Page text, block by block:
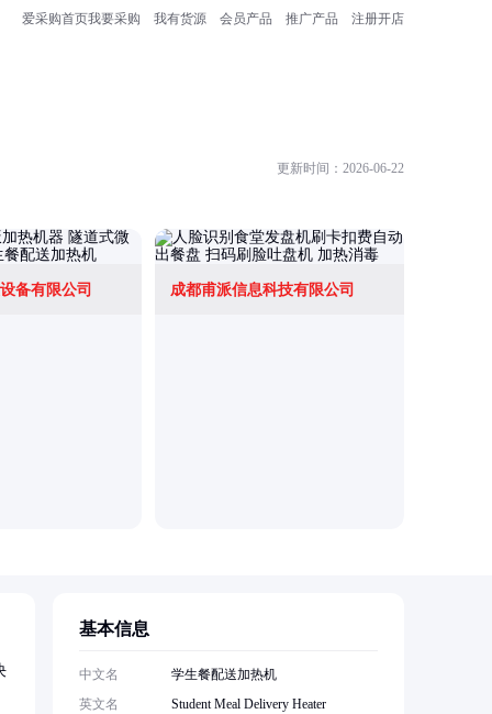
爱采购首页我要采购 我有货源 会员产品 推广产品 注册开店
更新时间：2026-06-22
备有限公司 成都甫派信息科技有限公司
基本信息
中文名
学生餐配送加热机
英文名
Student Meal Delivery Heater